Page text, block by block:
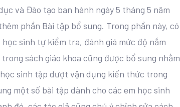
và Đào tạo ban hành ngày 5 tháng 5 năm
phần Bài tập bổ sung. Trong phần này, có
sinh tự kiểm tra, đánh giá mức độ nắm
sách giáo khoa cũng được bổ sung nhằm
sinh tập dượt vận dụng kiến thức trong
một số bài tập dành cho các em học sinh